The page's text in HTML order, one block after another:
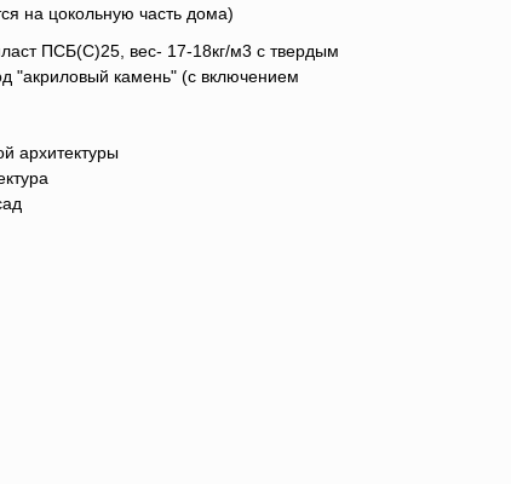
на цокольную часть дома)
ПСБ(C)25, вес- 17-18кг/м3 с твердым
"акриловый камень" (с включением
архитектуры